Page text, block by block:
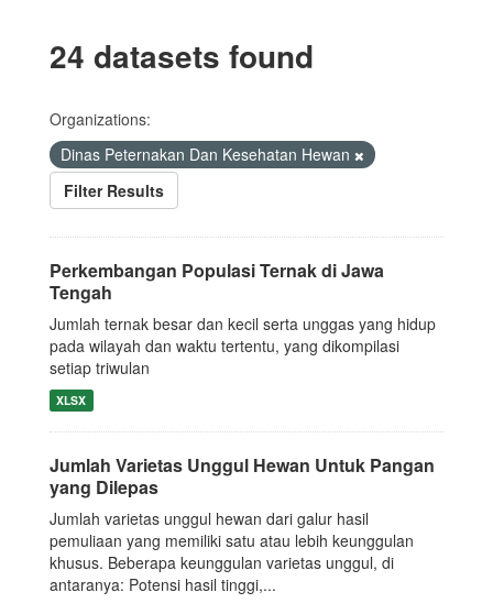
24 datasets found
Organizations:
Dinas Peternakan Dan Kesehatan Hewan
Filter Results
Perkembangan Populasi Ternak di Jawa
Tengah
Jumlah ternak besar dan kecil serta unggas yang hidup
pada wilayah dan waktu tertentu, yang dikompilasi
setiap triwulan
XLSX
Jumlah Varietas Unggul Hewan Untuk Pangan
yang Dilepas
Jumlah varietas unggul hewan dari galur hasil
pemuliaan yang memiliki satu atau lebih keunggulan
khusus. Beberapa keunggulan varietas unggul, di
antaranya: Potensi hasil tinggi,...